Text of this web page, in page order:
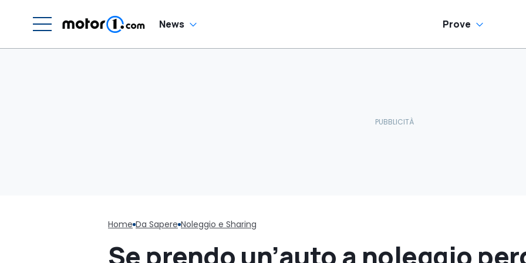
News Prove
Home Da Sapere Noleggio e Sharing
Se prendo un’auto a noleggio